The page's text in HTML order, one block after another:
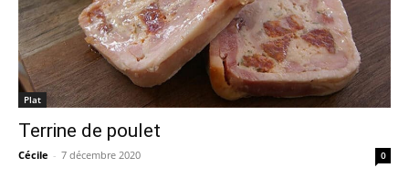
Plat
Terrine de poulet
Cécile - 7 décembre 2020 0